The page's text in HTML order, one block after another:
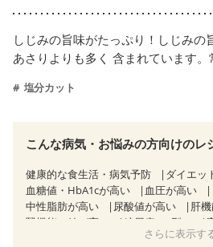
しじみの旨味がたっぷり！しじみの
あさりよりも多く 含まれています。
塩分カット
こんな病気・お悩みの方向けのレ
健康的な食生活・病気予防
ダイエッ
血糖値・HbA1cが高い
血圧が高い
中性脂肪が高い
尿酸値が高い
肝
腎機能の値が高い
糖尿病（2型）
狭心症 心筋梗
さらに表示す